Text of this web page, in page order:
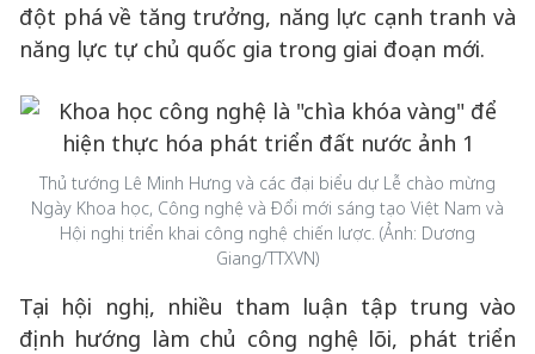
đột phá về tăng trưởng, năng lực cạnh tranh và
năng lực tự chủ quốc gia trong giai đoạn mới.
Thủ tướng Lê Minh Hưng và các đại biểu dự Lễ chào mừng
Ngày Khoa học, Công nghệ và Đổi mới sáng tạo Việt Nam và
Hội nghị triển khai công nghệ chiến lược. (Ảnh: Dương
Giang/TTXVN)
Tại hội nghị, nhiều tham luận tập trung vào
định hướng làm chủ công nghệ lõi, phát triển